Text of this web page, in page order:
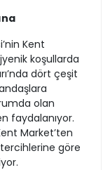
Kent
koşullarda
dört çeşit
olan
faydalanıyor.
Market’ten
göre